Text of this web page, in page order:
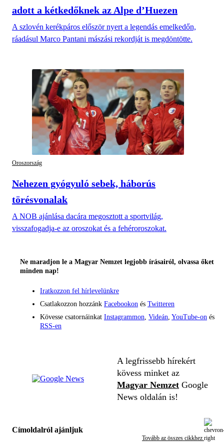
adott a kétkedőknek az Alpe d’Huezen
A szlovén kerékpáros először nyert a legendás emelkedőn,
ráadásul Marco Pantani mászási rekordját is megdöntötte.
Oroszország
Nehezen gyógyuló sebek, háborús
törésvonalak
A NOB ajánlása dacára megosztott a sportvilág,
visszafogadja-e az oroszokat és a fehéroroszokat.
Ne maradjon le a Magyar Nemzet legjobb írásairól, olvassa őket
minden nap!
Iratkozzon fel hírlevelünkre
Csatlakozzon hozzánk Facebookon és Twitteren
Kövesse csatornáinkat Instagrammon Videán YouTube-on és
RSS-en
A legfrissebb hírekért
kövess minket az
Magyar Nemzet Google
News oldalán is!
Címoldalról ajánljuk
Tovább az összes cikkhez